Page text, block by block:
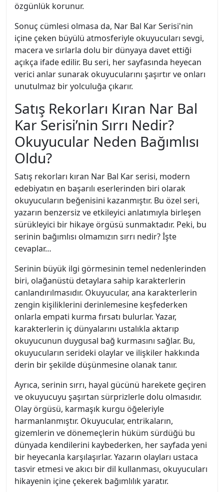
özgünlük korunur.
Sonuç cümlesi olmasa da, Nar Bal Kar Serisi'nin
içine çeken büyülü atmosferiyle okuyucuları sevgi,
macera ve sırlarla dolu bir dünyaya davet ettiği
açıkça ifade edilir. Bu seri, her sayfasında heyecan
verici anlar sunarak okuyucularını şaşırtır ve onları
unutulmaz bir yolculuğa çıkarır.
Satış Rekorları Kıran Nar Bal
Kar Serisi’nin Sırrı Nedir?
Okuyucular Neden Bağımlısı
Oldu?
Satış rekorları kıran Nar Bal Kar serisi, modern
edebiyatın en başarılı eserlerinden biri olarak
okuyucuların beğenisini kazanmıştır. Bu özel seri,
yazarın benzersiz ve etkileyici anlatımıyla birleşen
sürükleyici bir hikaye örgüsü sunmaktadır. Peki, bu
serinin bağımlısı olmamızın sırrı nedir? İşte
cevaplar…
Serinin büyük ilgi görmesinin temel nedenlerinden
biri, olağanüstü detaylara sahip karakterlerin
canlandırılmasıdır. Okuyucular, ana karakterlerin
zengin kişiliklerini derinlemesine keşfederken
onlarla empati kurma fırsatı bulurlar. Yazar,
karakterlerin iç dünyalarını ustalıkla aktarıp
okuyucunun duygusal bağ kurmasını sağlar. Bu,
okuyucuların serideki olaylar ve ilişkiler hakkında
derin bir şekilde düşünmesine olanak tanır.
Ayrıca, serinin sırrı, hayal gücünü harekete geçiren
ve okuyucuyu şaşırtan sürprizlerle dolu olmasıdır.
Olay örgüsü, karmaşık kurgu öğeleriyle
harmanlanmıştır. Okuyucular, entrikaların,
gizemlerin ve dönemeçlerin hüküm sürdüğü bu
dünyada kendilerini kaybederken, her sayfada yeni
bir heyecanla karşılaşırlar. Yazarın olayları ustaca
tasvir etmesi ve akıcı bir dil kullanması, okuyucuları
hikayenin içine çekerek bağımlılık yaratır.